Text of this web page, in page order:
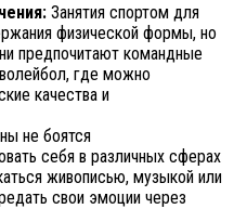
Занятия спортом для
физической формы, но
предпочитают командные
где можно
качества и
не боятся
себя в различных сферах
живописью, музыкой или
свои эмоции через